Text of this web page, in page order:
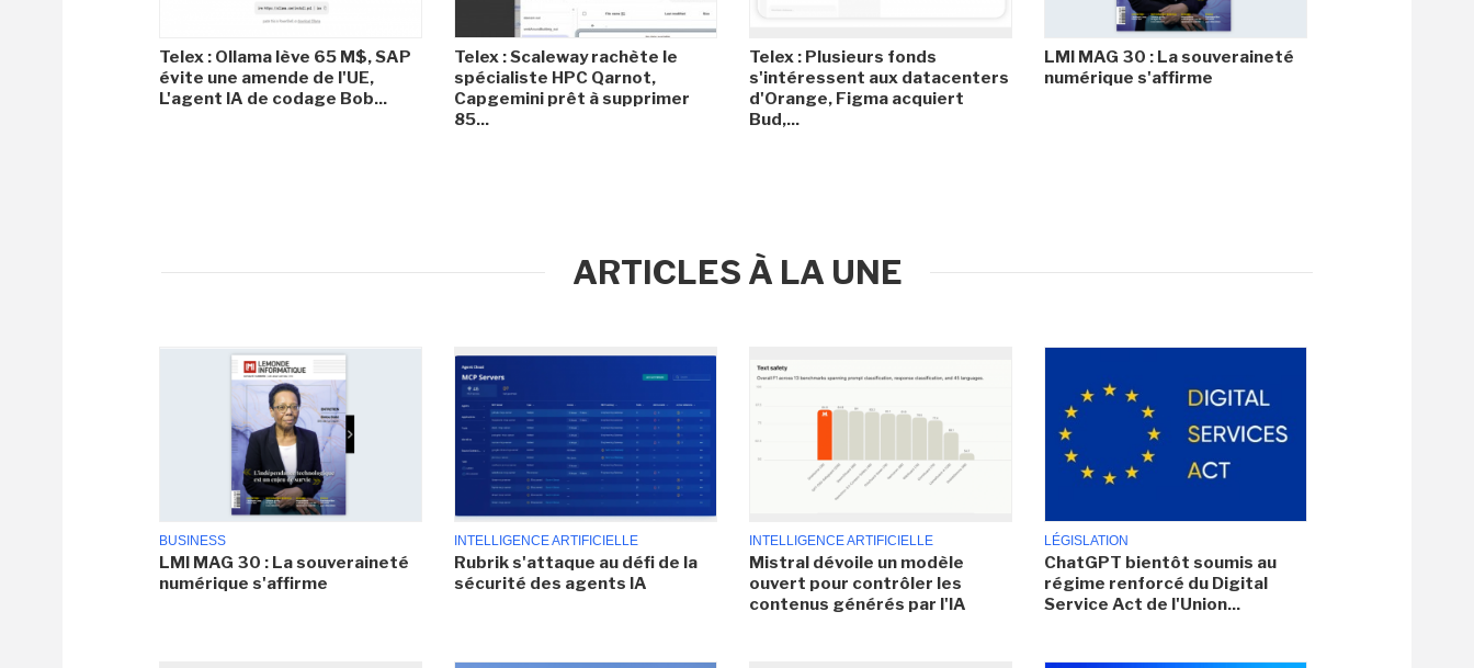
Telex : Ollama lève 65 M$, SAP
évite une amende de l'UE,
L'agent IA de codage Bob...
Telex : Scaleway rachète le
spécialiste HPC Qarnot,
Capgemini prêt à supprimer
85...
Telex : Plusieurs fonds
s'intéressent aux datacenters
d'Orange, Figma acquiert
Bud,...
LMI MAG 30 : La souveraineté
numérique s'affirme
ARTICLES À LA UNE
BUSINESS
LMI MAG 30 : La souveraineté
numérique s'affirme
INTELLIGENCE ARTIFICIELLE
Rubrik s'attaque au défi de la
sécurité des agents IA
INTELLIGENCE ARTIFICIELLE
Mistral dévoile un modèle
ouvert pour contrôler les
contenus générés par l'IA
LÉGISLATION
ChatGPT bientôt soumis au
régime renforcé du Digital
Service Act de l'Union...